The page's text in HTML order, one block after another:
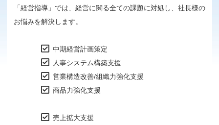
「経営指導」では、経営に関る全ての課題に対処し、社長様の
お悩みを解決します。
中期経営計画策定
人事システム構築支援
営業構造改善/組織力強化支援
商品力強化支援
売上拡大支援